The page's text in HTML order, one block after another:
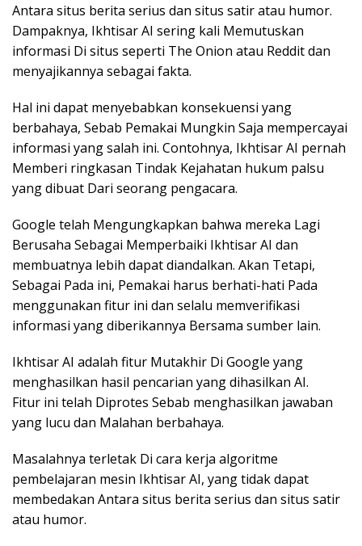
Antara situs berita serius dan situs satir atau humor.
Dampaknya, Ikhtisar AI sering kali Memutuskan
informasi Di situs seperti The Onion atau Reddit dan
menyajikannya sebagai fakta.
Hal ini dapat menyebabkan konsekuensi yang
berbahaya, Sebab Pemakai Mungkin Saja mempercayai
informasi yang salah ini. Contohnya, Ikhtisar AI pernah
Memberi ringkasan Tindak Kejahatan hukum palsu
yang dibuat Dari seorang pengacara.
Google telah Mengungkapkan bahwa mereka Lagi
Berusaha Sebagai Memperbaiki Ikhtisar AI dan
membuatnya lebih dapat diandalkan. Akan Tetapi,
Sebagai Pada ini, Pemakai harus berhati-hati Pada
menggunakan fitur ini dan selalu memverifikasi
informasi yang diberikannya Bersama sumber lain.
Ikhtisar AI adalah fitur Mutakhir Di Google yang
menghasilkan hasil pencarian yang dihasilkan AI.
Fitur ini telah Diprotes Sebab menghasilkan jawaban
yang lucu dan Malahan berbahaya.
Masalahnya terletak Di cara kerja algoritme
pembelajaran mesin Ikhtisar AI, yang tidak dapat
membedakan Antara situs berita serius dan situs satir
atau humor.